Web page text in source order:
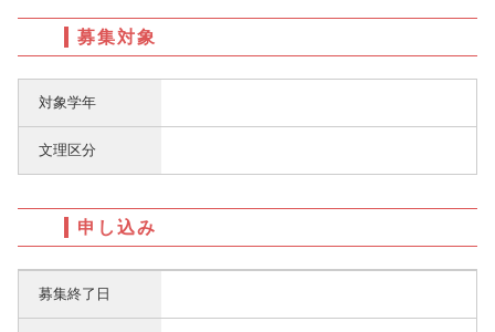
募集対象
対象学年
文理区分
申し込み
募集終了日